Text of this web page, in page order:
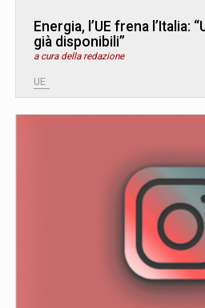
Energia, l’UE frena l’Italia:
già disponibili”
a cura della redazione
UE